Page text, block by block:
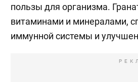
пользы для организма.
витаминами и минералами,
иммунной системы и